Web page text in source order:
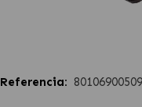
Referencia: